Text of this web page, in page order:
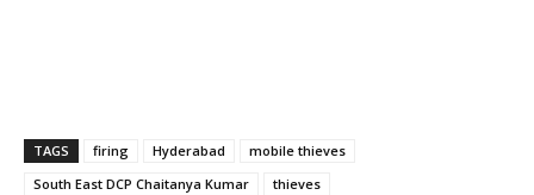
TAGS firing Hyderabad
mobile thieves
South East DCP Chaitanya Kumar
thieves